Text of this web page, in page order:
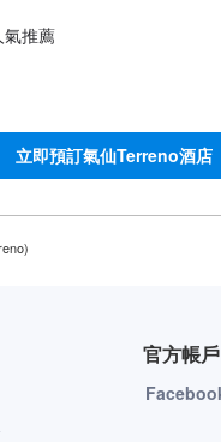
氣推薦
立即預訂氣仙Terreno酒店
官方帳戶